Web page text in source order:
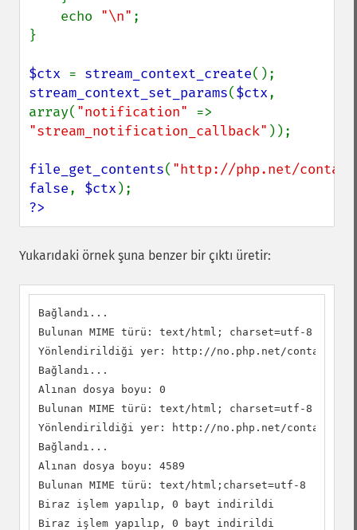
    echo
"\n" ;
}
$ctx = stream_context_create
stream_context_set_params($ctx,
array( "notification"
"stream_notification_callback" ));
file_get_contents( "http://php.net/
false, $ctx
?>
Yukarıdaki örnek şuna benzer bir çıktı üretir:
Bağlandı...
Bulunan MIME türü: text/html; charset=utf-8
Yönlendirildiği yer: http://no.php.net/contact
Bağlandı...
Alınan dosya boyu: 0
Bulunan MIME türü: text/html; charset=utf-8
Yönlendirildiği yer: http://no.php.net/contact.php
Bağlandı...
Alınan dosya boyu: 4589
Bulunan MIME türü: text/html;charset=utf-8
Biraz işlem yapılıp, 0 bayt indirildi
Biraz işlem yapılıp, 0 bayt indirildi